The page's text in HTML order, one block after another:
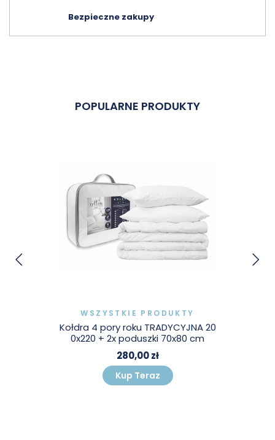
Bezpieczne zakupy
POPULARNE PRODUKTY
WSZYSTKIE PRODUKTY
Kołdra 4 pory roku TRADYCYJNA 20
0x220 + 2x poduszki 70x80 cm
280,00 zł
Kup Teraz